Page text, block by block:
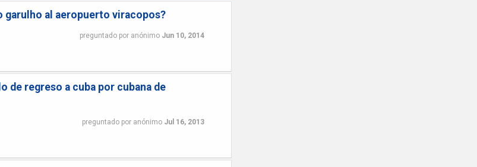
al aeropuerto viracopos?
preguntado por anónimo Jun 10, 2014
de regreso a cuba por cubana de
preguntado por anónimo Jul 16, 2013